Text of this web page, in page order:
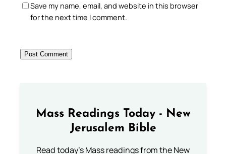
Save my name, email, and website in this browser
for the next time I comment.
Mass Readings Today - New
Jerusalem Bible
Read today's Mass readings from the New